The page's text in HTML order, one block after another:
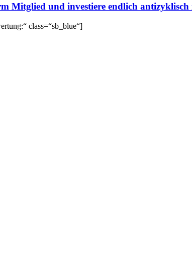
Mitglied und investiere endlich
class=“sb_blue“]